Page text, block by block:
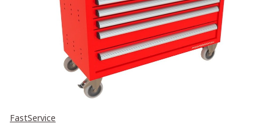
FastService